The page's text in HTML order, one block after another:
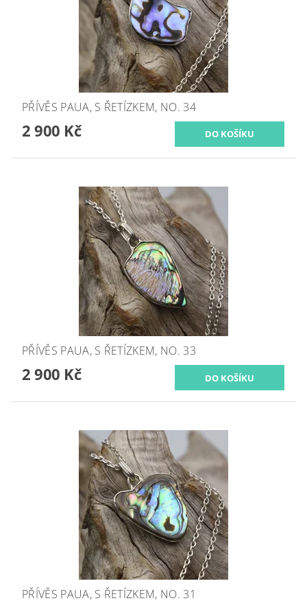
PŘÍVĚS PAUA, S ŘETÍZKEM, NO. 34
2 900 Kč
PŘÍVĚS PAUA, S ŘETÍZKEM, NO. 33
2 900 Kč
PŘÍVĚS PAUA, S ŘETÍZKEM, NO. 31